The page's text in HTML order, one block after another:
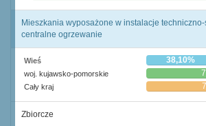
Mieszkania wyposażone w instalacje
centralne ogrzewanie
Wieś 38,10%
woj. kujawsko-pomorskie
Cały kraj
Zbiorcze